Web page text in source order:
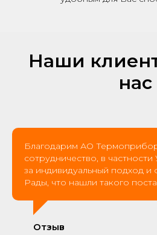
Наши
нас
Благодарим АО
сотрудничество, в
за индивидуальный подход и
Рады, что нашли такого
Отзыв